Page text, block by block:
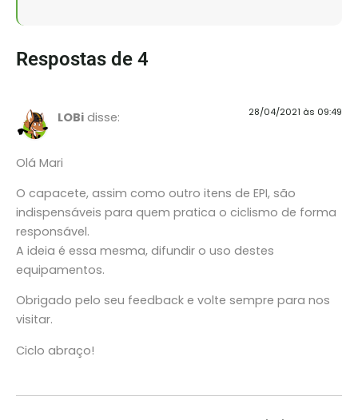
Respostas de 4
LOBi disse: 28/04/2021 às 09:49
Olá Mari
O capacete, assim como outro itens de EPI, são
indispensáveis para quem pratica o ciclismo de forma
responsável.
A ideia é essa mesma, difundir o uso destes
equipamentos.
Obrigado pelo seu feedback e volte sempre para nos
visitar.
Ciclo abraço!